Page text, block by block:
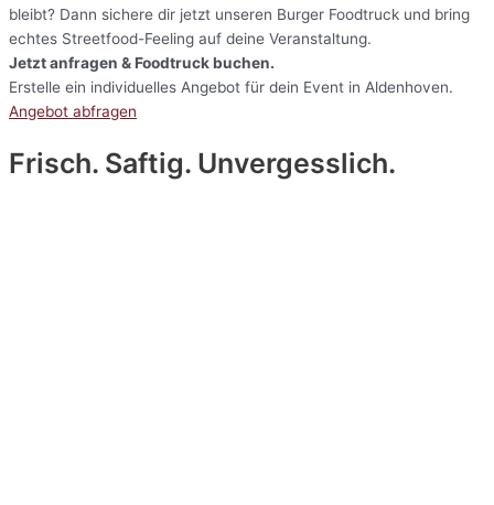
bleibt? Dann sichere dir jetzt unseren Burger Foodtruck und bring
echtes Streetfood-Feeling auf deine Veranstaltung.
Jetzt anfragen & Foodtruck buchen.
Erstelle ein individuelles Angebot für dein Event in Aldenhoven.
Angebot abfragen
Frisch. Saftig. Unvergesslich.